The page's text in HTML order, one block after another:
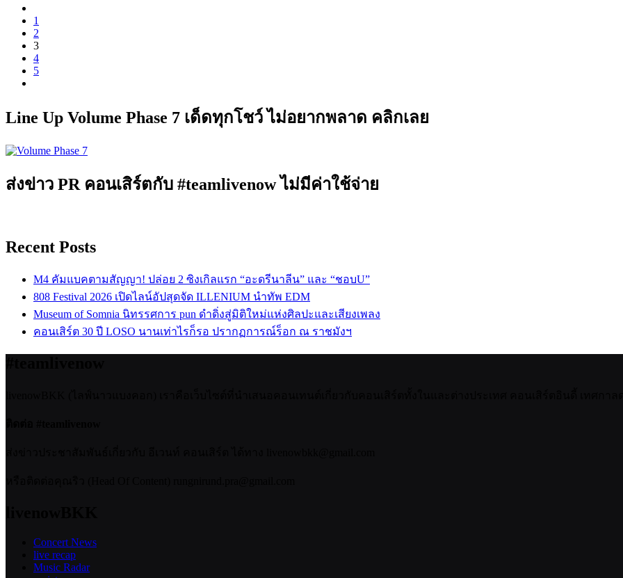
1
2
3
4
5
Line Up Volume Phase 7 เด็ดทุกโชว์ ไม่อยากพลาด คลิกเลย
ส่งข่าว PR คอนเสิร์ตกับ #teamlivenow ไม่มีค่าใช้จ่าย
Recent Posts
M4 คัมแบคตามสัญญา! ปล่อย 2 ซิงเกิลแรก “อะดรีนาลีน” และ “ชอบU”
808 Festival 2026 เปิดไลน์อัปสุดจัด ILLENIUM นำทัพ EDM
Museum of Somnia นิทรรศการ pun ดำดิ่งสู่มิติใหม่แห่งศิลปะและเสียงเพลง
คอนเสิร์ต 30 ปี LOSO นานเท่าไรก็รอ ปรากฏการณ์ร็อก ณ ราชมังฯ
Concert News
live recap
Music Radar